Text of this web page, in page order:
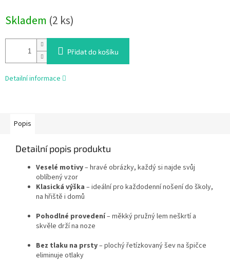
cena:
Skladem (2 ks)
Přidat do košíku
Detailní informace
Popis
Detailní popis produktu
Veselé motivy– hravé obrázky, každý si najde svůj
oblíbený vzor
Klasická výška – ideální pro každodenní nošení do školy,
na hřiště i domů
Pohodlné provedení– měkký pružný lem neškrtí a
skvěle drží na noze
Bez tlaku na prsty– plochý řetízkovaný šev na špičce
eliminuje otlaky